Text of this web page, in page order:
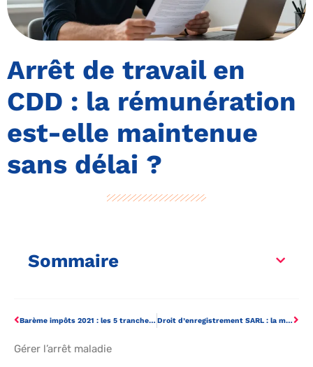
Arrêt de travail en
CDD : la rémunération
est-elle maintenue
sans délai ?
Sommaire
Barème impôts 2021 : les 5 tranches pour calculer votre impôt Droit d’enregistrement SARL : la méthode pour calculer le coût fiscal
Gérer l’arrêt maladie